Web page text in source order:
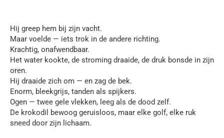
Hij greep hem bij zijn vacht.
Maar voelde — iets trok in de andere richting.
Krachtig, onafwendbaar.
Het water kookte, de stroming draaide, de druk bonsde in zijn
oren.
Hij draaide zich om — en zag de bek.
Enorm, bleekgrijs, tanden als spijkers.
Ogen — twee gele vlekken, leeg als de dood zelf.
De krokodil bewoog geruisloos, maar elke golf, elke ruk
sneed door zijn lichaam.